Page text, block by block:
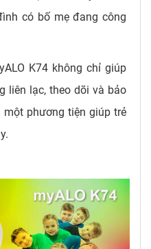
có bố mẹ đang công
K74 không chỉ giúp
liên lạc, theo dõi và bảo
phương tiện giúp trẻ